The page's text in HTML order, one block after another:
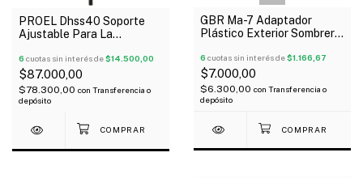
PROEL Dhss40 Soporte
Ajustable Para La
Subwoofer 40K
6 cuotas sin interés de$14.500,00
$87.000,00
$78.300,00 con Transferencia o
depósito
GBR Ma-7 Adaptador
Plástico Exterior Sombrero
6 cuotas sin interés de$1.166,67
$7.000,00
$6.300,00 con Transferencia o
depósito